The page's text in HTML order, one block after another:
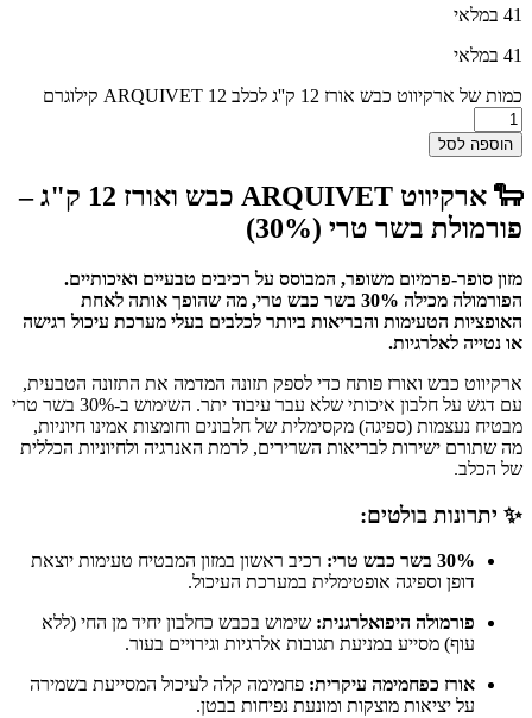
41 במלאי
41 במלאי
כמות של ארקיווט כבש אורז 12 ק''ג לכלב ARQUIVET 12 קילוגרם
הוספה לסל
🐑 ארקיווט ARQUIVET כבש ואורז 12 ק"ג –
פורמולת בשר טרי (30%)
מזון סופר-פרמיום משופר, המבוסס על רכיבים טבעיים ואיכותיים.
הפורמולה מכילה 30% בשר כבש טרי, מה שהופך אותה לאחת
האופציות הטעימות והבריאות ביותר לכלבים בעלי מערכת עיכול רגישה
או נטייה לאלרגיות.
ארקיווט כבש ואורז פותח כדי לספק תזונה המדמה את התזונה הטבעית,
עם דגש על חלבון איכותי שלא עבר עיבוד יתר. השימוש ב-30% בשר טרי
מבטיח נעצמות (ספיגה) מקסימלית של חלבונים וחומצות אמינו חיוניות,
מה שתורם ישירות לבריאות השרירים, לרמת האנרגיה ולחיוניות הכללית
של הכלב.
✨ יתרונות בולטים:
30% בשר כבש טרי:
רכיב ראשון במזון המבטיח טעימות יוצאת
דופן וספיגה אופטימלית במערכת העיכול.
פורמולה היפואלרגנית: שימוש בכבש כחלבון יחיד מן החי (ללא
עוף) מסייע במניעת תגובות אלרגיות וגירויים בעור.
אורז כפחמימה עיקרית: פחמימה קלה לעיכול המסייעת בשמירה
על יציאות מוצקות ומונעת נפיחות בבטן.